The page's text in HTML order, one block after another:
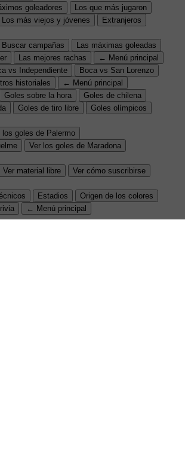
goleadores
Los que más jugaron
Los más viejos y jóvenes
Extranjeros
Buscar campañas
Las máximas goleadas
Las mejores rachas
← Menú principal
vs Independiente
Boca vs San Lorenzo
historiales
← Menú principal
Goles sobre la hora
Goles de chilena
Goles de tiro libre
Goles olímpicos
los goles de Palermo
Ver los goles de Maradona
Ver material libre
Ver cómo suscribirse
Estadios
Origen de los colores
← Menú principal